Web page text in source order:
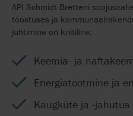
API Schmidt-Bretteni
tööstuses ja
juhtimine on kriitiline:
Keemia- ja
Energiatootmine ja
Kaugküte ja -jahutus